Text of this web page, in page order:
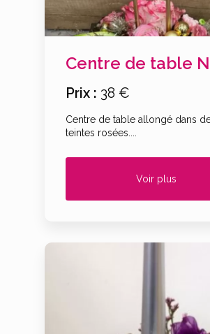
Centre de table
Prix : 38 €
Centre de table allongé dans
teintes rosées....
Voir plus